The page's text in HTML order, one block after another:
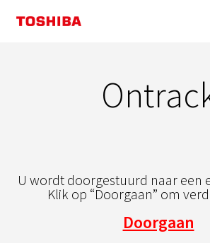
U wordt doorgestuurd naar een
Klik op “Doorgaan” om
Doorgaan